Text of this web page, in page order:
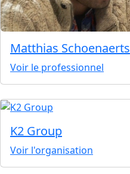
Matthias Schoenaerts
Voir le professionnel
K2 Group
Voir l'organisation